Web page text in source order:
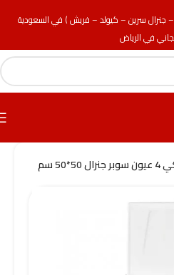
جنرال سرين – كيولد – فريش ) في السعودية
في الرياض
سم